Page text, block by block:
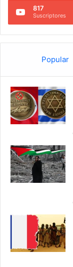
817
Suscriptores
Popular